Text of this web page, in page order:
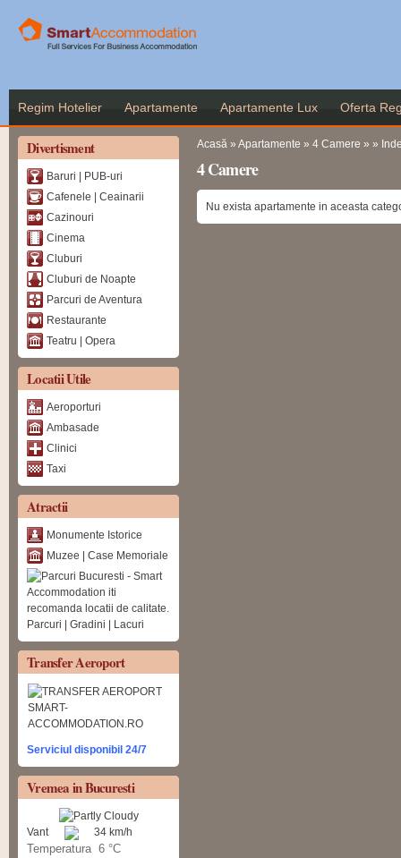
Regim Hotelier Apartamente Apartamente Lux Oferta
Divertisment
Baruri | PUB-uri
Cafenele | Ceainarii
Cazinouri
Cinema
Cluburi
Cluburi de Noapte
Parcuri de Aventura
Restaurante
Teatru | Opera
Locatii Utile
Aeroporturi
Ambasade
Clinici
Taxi
Atractii
Monumente Istorice
Muzee | Case Memoriale
Parcuri | Gradini | Lacuri
Transfer Aeroport
Serviciul disponibil 24/7
Vremea in Bucuresti
Vant 34 km/h
Temperatura 6 °C
Eşti aici
Acasă » Apartamente » 4 Camere » »
4 Camere
Nu exista apartamente in aceasta